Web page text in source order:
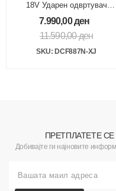
18V Ударен одвртувач
205Nm 1/4 без опрема
7.990,00ден
11.590,00ден
SKU: DCF887N-XJ
ПРЕТПЛАТЕТЕ СЕ
Добивајте ги најновите